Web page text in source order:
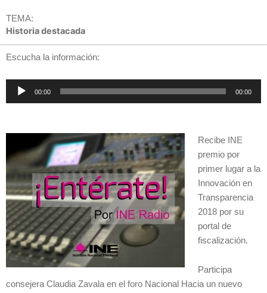
TEMA:
Historia destacada
Escucha la información:
Reproductor
00:00 00:00
Recibe INE
premio por
primer lugar a la
Innovación en
Transparencia
2018 por su
portal de
fiscalización.
Participa
consejera Claudia Zavala en el foro Nacional Hacia un nuevo